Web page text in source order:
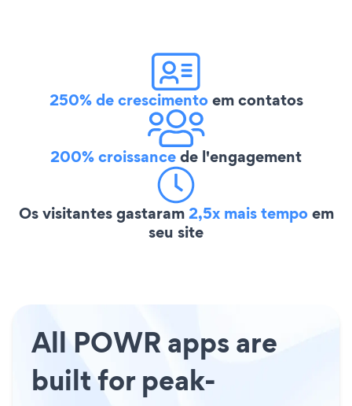
250% de crescimentoem contatos
200% croissancede l'engagement
Os visitantes gastaram2,5x mais tempoem
seu site
All POWR apps are
built for peak-